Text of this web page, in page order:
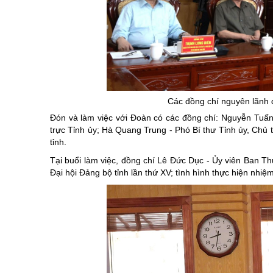
Các đồng chí nguyên lãnh
Đón và làm việc với Đoàn có các đồng chí: Nguyễn
trực Tỉnh ủy; Hà Quang Trung - Phó Bí thư Tỉnh ủy,
tỉnh.
Tại buổi làm việc, đồng chí Lê Đức Dục - Ủy viên Ban
Đại hội Đảng bộ tỉnh lần thứ XV; tình hình thực hiện